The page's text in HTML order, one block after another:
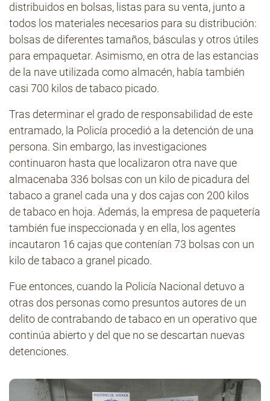
distribuidos en bolsas, listas para su venta, junto a
todos los materiales necesarios para su distribución:
bolsas de diferentes tamaños, básculas y otros útiles
para empaquetar. Asimismo, en otra de las estancias
de la nave utilizada como almacén, había también
casi 700 kilos de tabaco picado.
Tras determinar el grado de responsabilidad de este
entramado, la Policía procedió a la detención de una
persona. Sin embargo, las investigaciones
continuaron hasta que localizaron otra nave que
almacenaba 336 bolsas con un kilo de picadura del
tabaco a granel cada una y dos cajas con 200 kilos
de tabaco en hoja. Además, la empresa de paquetería
también fue inspeccionada y en ella, los agentes
incautaron 16 cajas que contenían 73 bolsas con un
kilo de tabaco a granel picado.
Fue entonces, cuando la Policía Nacional detuvo a
otras dos personas como presuntos autores de un
delito de contrabando de tabaco en un operativo que
continúa abierto y del que no se descartan nuevas
detenciones.